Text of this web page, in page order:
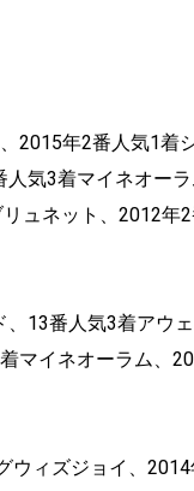
2015年2番人気1着
気3着マイネオー
ュネット、2012年2
13番人気3着アウ
マイネオーラム、
ィズジョイ、2014